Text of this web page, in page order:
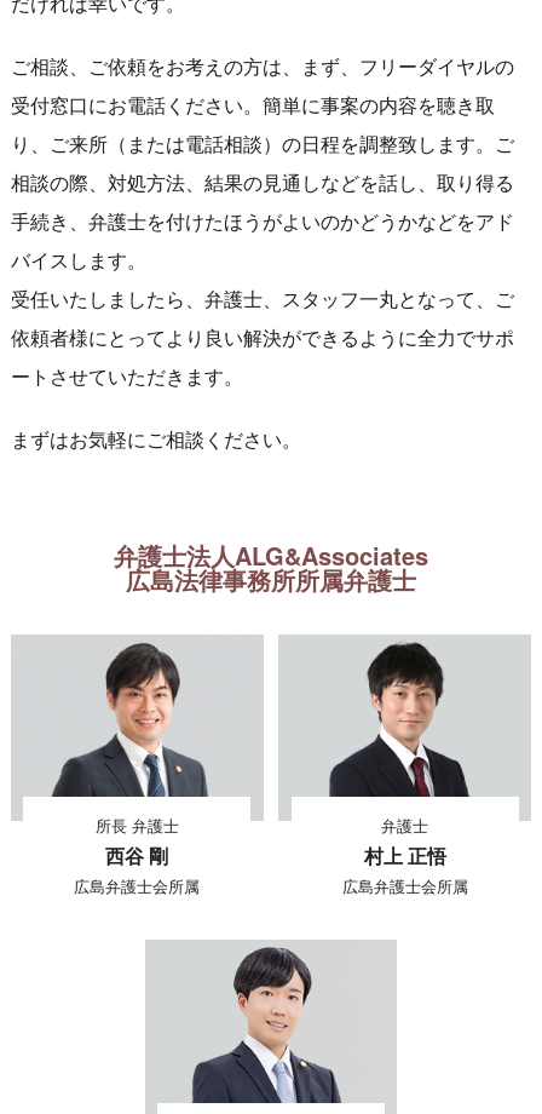
ご相談、ご依頼をお考えの方は、まず、フリーダイヤルの
受付窓口にお電話ください。簡単に事案の内容を聴き取
り、ご来所（または電話相談）の日程を調整致します。ご
相談の際、対処方法、結果の見通しなどを話し、取り得る
手続き、弁護士を付けたほうがよいのかどうかなどをアド
バイスします。
受任いたしましたら、弁護士、スタッフ一丸となって、ご
依頼者様にとってより良い解決ができるように全力でサポ
ートさせていただきます。
まずはお気軽にご相談ください。
弁護士法人ALG&Associates
広島法律事務所所属弁護士
所長 弁護士
西谷 剛
広島弁護士会所属
弁護士
村上 正悟
広島弁護士会所属